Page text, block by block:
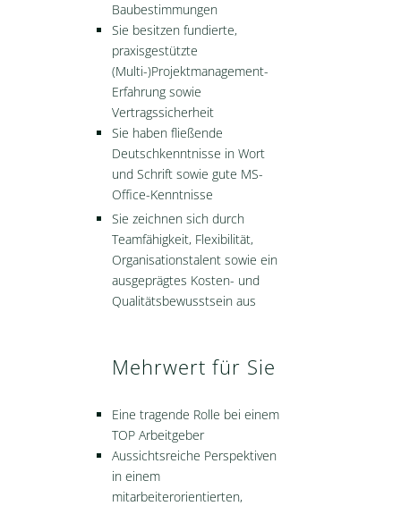
Baubestimmungen
Sie besitzen fundierte,
praxisgestützte
(Multi-)Projektmanagement-
Erfahrung sowie
Vertragssicherheit
Sie haben fließende
Deutschkenntnisse in Wort
und Schrift sowie gute MS-
Office-Kenntnisse
Sie zeichnen sich durch
Teamfähigkeit, Flexibilität,
Organisationstalent sowie ein
ausgeprägtes Kosten- und
Qualitätsbewusstsein aus
Mehrwert für Sie
Eine tragende Rolle bei einem
TOP Arbeitgeber
Aussichtsreiche Perspektiven
in einem
mitarbeiterorientierten,